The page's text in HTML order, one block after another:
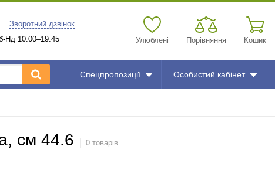
Зворотний дзвінок
Нд 10:00–19:45
Улюблені Порівняння Кошик
Спецпропозиції Особистий кабінет
см 44.6 0 товарів